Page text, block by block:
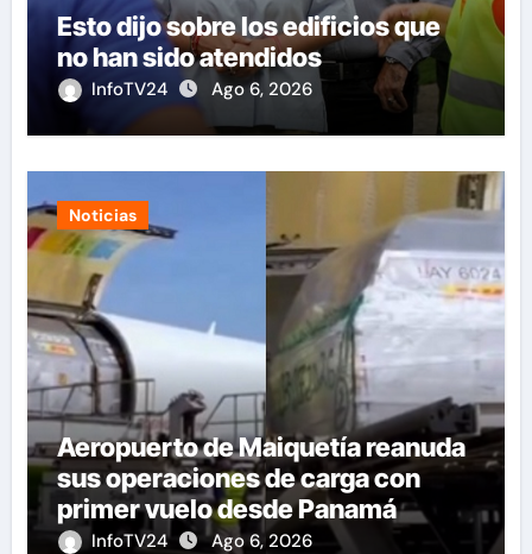
Esto dijo sobre los edificios que
no han sido atendidos
InfoTV24 Ago 6, 2026
Noticias
Aeropuerto de Maiquetía reanuda
sus operaciones de carga con
primer vuelo desde Panamá
InfoTV24 Ago 6, 2026